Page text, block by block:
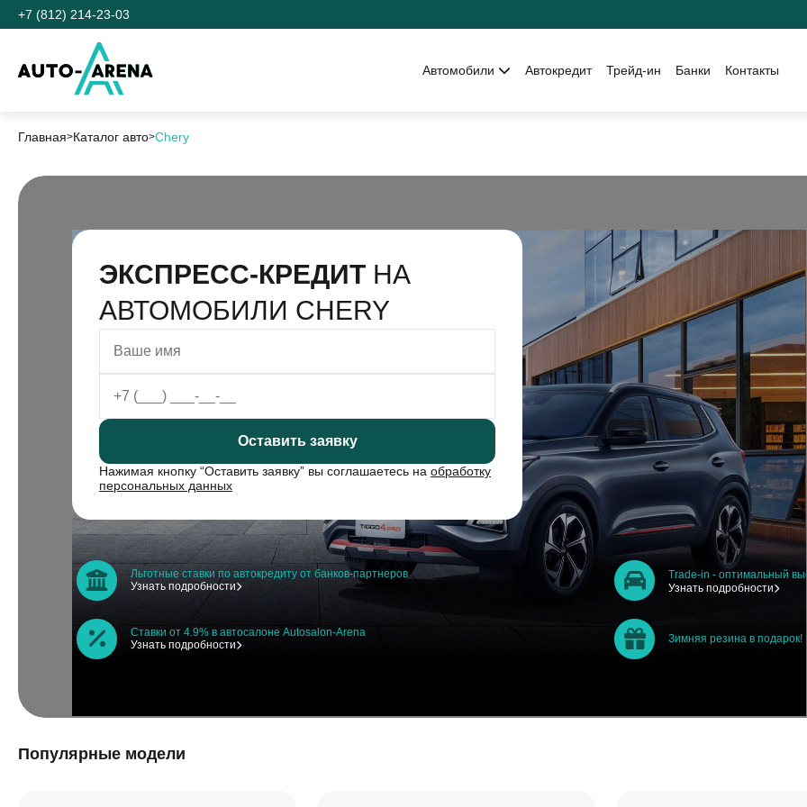
+7 (812) 214-23-03
Автомобили Автокредит Трейд-ин Банки Контакты
Главная Каталог авто Chery
ЭКСПРЕСС-КРЕДИТ НА
АВТОМОБИЛИ CHERY
Оставить заявку
Нажимая кнопку “Оставить заявку” вы соглашаетесь на обработку
персональных данных
Льготные ставки по автокредиту от банков-партнеров
Узнать подробности
Trade-in - оптимальный
Узнать подробности
Ставки от 4.9% в автосалоне Autosalon-Arena
Узнать подробности
Зимняя резина в подарок!
Популярные модели